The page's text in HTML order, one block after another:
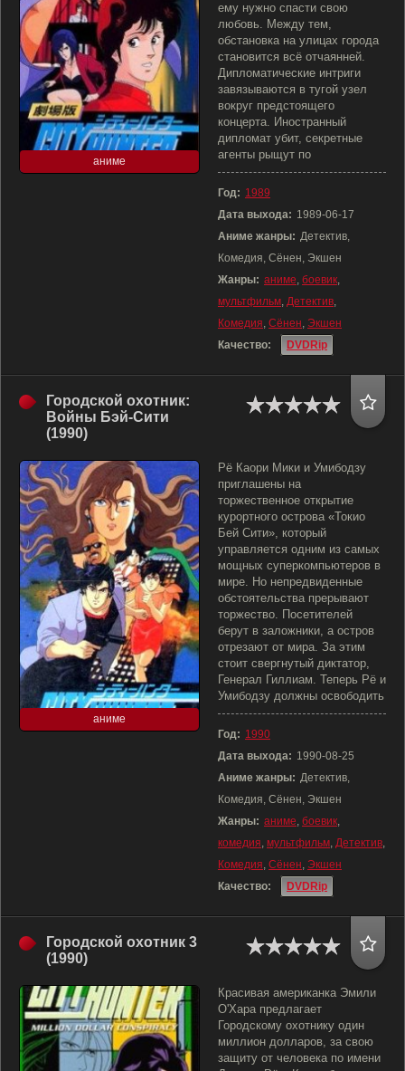
аниме
ему нужно спасти свою
любовь. Между тем,
обстановка на улицах города
становится всё отчаянней.
Дипломатические интриги
завязываются в тугой узел
вокруг предстоящего
концерта. Иностранный
дипломат убит, секретные
агенты рыщут по
Год: 1989
Дата выхода: 1989-06-17
Аниме жанры: Детектив,
Комедия, Сёнен, Экшен
Жанры: аниме, боевик,
мультфильм, Детектив,
Комедия, Сёнен, Экшен
Качество:
DVDRip
Городской охотник:
Войны Бэй-Сити
(1990)
аниме
Рё Каори Мики и Умибодзу
приглашены на
торжественное открытие
курортного острова «Токио
Бей Сити», который
управляется одним из самых
мощных суперкомпьютеров в
мире. Но непредвиденные
обстоятельства прерывают
торжество. Посетителей
берут в заложники, а остров
отрезают от мира. За этим
стоит свергнутый диктатор,
Генерал Гиллиам. Теперь Рё и
Умибодзу должны освободить
Год: 1990
Дата выхода: 1990-08-25
Аниме жанры: Детектив,
Комедия, Сёнен, Экшен
Жанры: аниме, боевик,
комедия, мультфильм, Детектив,
Комедия, Сёнен, Экшен
Качество:
DVDRip
Городской охотник 3
(1990)
Красивая американка Эмили
О'Хара предлагает
Городскому охотнику один
миллион долларов, за свою
защиту от человека по имени